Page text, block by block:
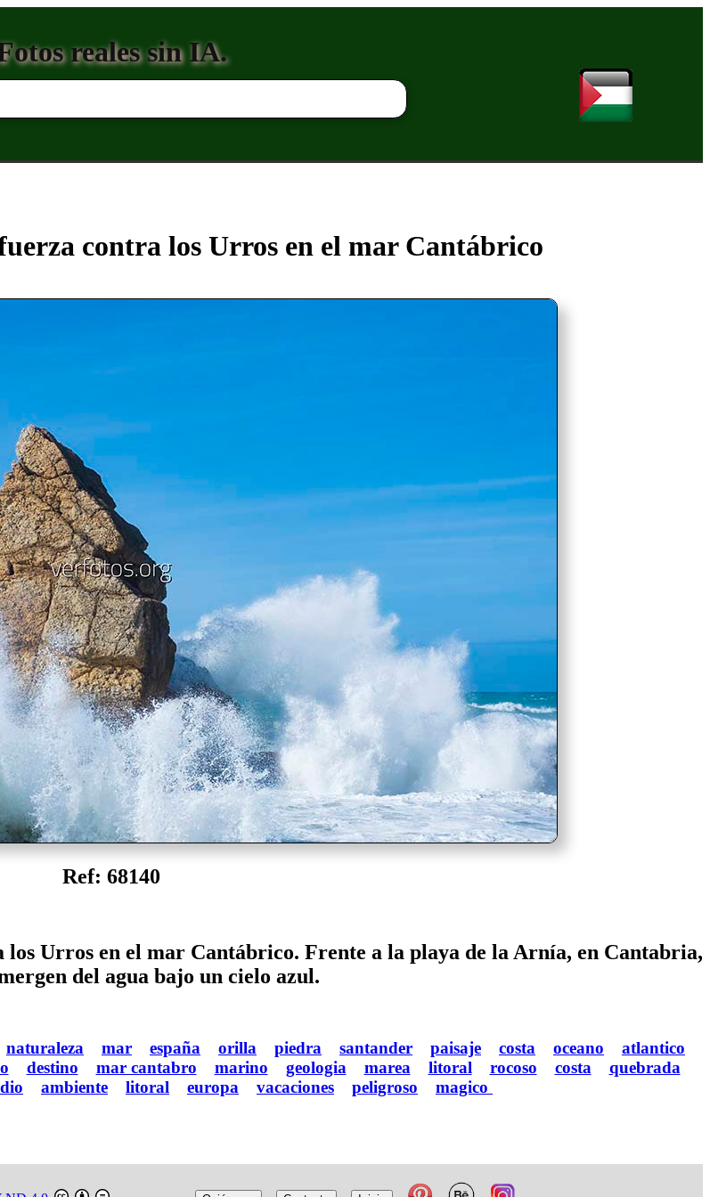
reales sin IA.
contra los Urros en el mar Cantábrico
Ref: 68140
Urros en el mar Cantábrico. Frente a la playa de la Arnía, en Cantabria,
del agua bajo un cielo azul.
naturaleza mar españa orilla piedra santander paisaje costa oceano
atlantico
destino mar cantabro marino geologia marea litoral rocoso costa
quebrada
ambiente litoral europa vacaciones peligroso magico